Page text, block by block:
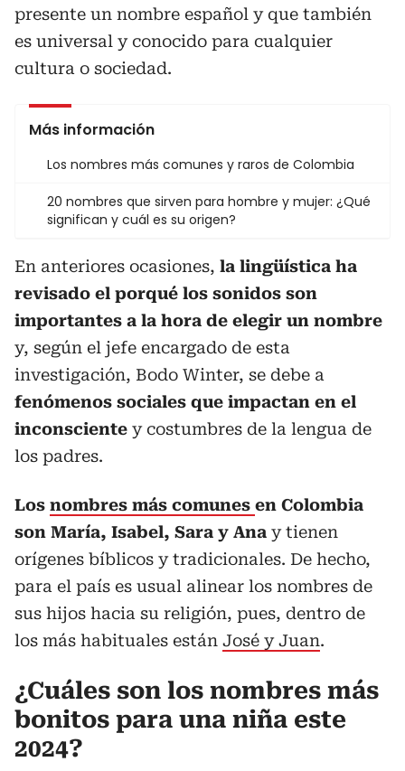
presente un nombre español y que también
es universal y conocido para cualquier
cultura o sociedad.
Más información
Los nombres más comunes y raros de Colombia
20 nombres que sirven para hombre y mujer: ¿Qué
significan y cuál es su origen?
En anteriores ocasiones, la lingüística ha
revisado el porqué los sonidos son
importantes a la hora de elegir un nombre
y, según el jefe encargado de esta
investigación, Bodo Winter, se debe a
fenómenos sociales que impactan en el
inconsciente y costumbres de la lengua de
los padres.
Los nombres más comunes en Colombia
son María, Isabel, Sara y Ana y tienen
orígenes bíblicos y tradicionales. De hecho,
para el país es usual alinear los nombres de
sus hijos hacia su religión, pues, dentro de
los más habituales están José y Juan.
¿Cuáles son los nombres más
bonitos para una niña este
2024?